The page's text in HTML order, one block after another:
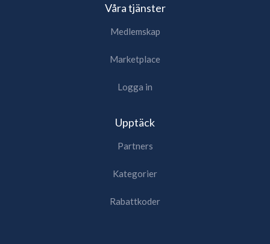
Våra tjänster
Medlemskap
Marketplace
Logga in
Upptäck
Partners
Kategorier
Rabattkoder